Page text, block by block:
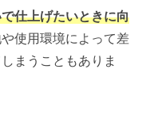
仕上げたいときに向
使用環境によって差
まうこともありま